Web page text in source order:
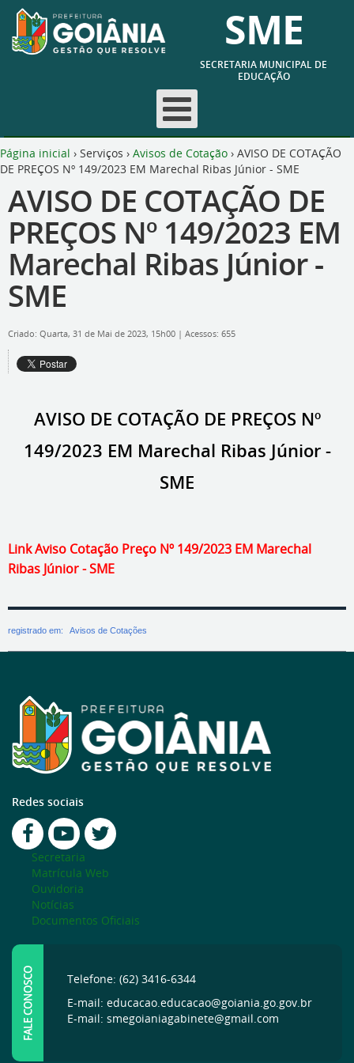
SME
SECRETARIA MUNICIPAL DE
EDUCAÇÃO
Página inicial › Serviços › Avisos de Cotação › AVISO DE COTAÇÃO
DE PREÇOS Nº 149/2023 EM Marechal Ribas Júnior - SME
AVISO DE COTAÇÃO DE
PREÇOS Nº 149/2023 EM
Marechal Ribas Júnior -
SME
Criado: Quarta, 31 de Mai de 2023, 15h00 | Acessos: 655
AVISO DE COTAÇÃO DE PREÇOS Nº
149/2023 EM Marechal Ribas Júnior -
SME
Link Aviso Cotação Preço Nº 149/2023 EM Marechal
Ribas Júnior - SME
registrado em: Avisos de Cotações
Redes sociais
Secretaria
Matrícula Web
Ouvidoria
Notícias
Documentos Oficiais
FALE CONOSCO
Telefone: (62) 3416-6344
E-mail: educacao.educacao@goiania.go.gov.br
E-mail: smegoianiagabinete@gmail.com